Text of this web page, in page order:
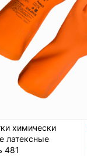
химически
латексные
481